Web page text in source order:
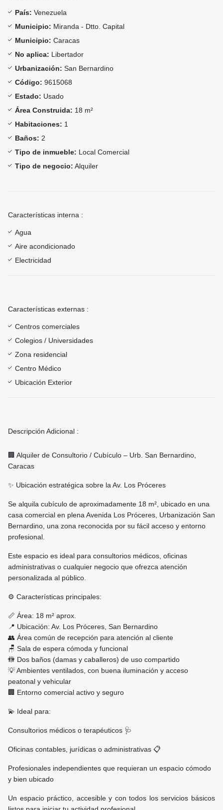
País: Venezuela
Municipio: Miranda - Dtto. Capital
Municipio: Caracas
No aplica: Libertador
Urbanización: San Bernardino
Código: 9615068
Estado: Usado
Área Construida: 18 m²
Habitaciones: 1
Baños: 2
Tipo de inmueble: Local Comercial
Tipo de negocio: Alquiler
Características interna :
Agua
Aire acondicionado
Electricidad
Características externas :
Centros comerciales
Colegios / Universidades
Zona residencial
Centro Médico
Ubicación Exterior
Descripción Adicional :
🏢 Alquiler de Consultorio / Cubículo – Urb. San Bernardino,
Caracas
✨ Ubicación estratégica sobre la Av. Los Próceres
Se alquila cubículo de aproximadamente 18 m², ubicado en una
casa comercial en plena Avenida Los Próceres, Urbanización San
Bernardino, una zona reconocida por su fácil acceso y entorno
profesional.
Este espacio es ideal para consultorios médicos, oficinas
administrativas o cualquier negocio que ofrezca atención
personalizada al público.
⚙️ Características principales:
📏 Área: 18 m² aprox.
📍 Ubicación: Av. Los Próceres, San Bernardino
👥 Área común de recepción para atención al cliente
🪑 Sala de espera cómoda y funcional
🚻 Dos baños (damas y caballeros) de uso compartido
💡 Ambientes ventilados, con buena iluminación y acceso
peatonal y vehicular
🏢 Entorno comercial activo y seguro
💫 Ideal para:
Consultorios médicos o terapéuticos 🩺
Oficinas contables, jurídicas o administrativas 📋
Profesionales independientes que requieran un espacio cómodo
y bien ubicado
Un espacio práctico, accesible y con todos los servicios básicos